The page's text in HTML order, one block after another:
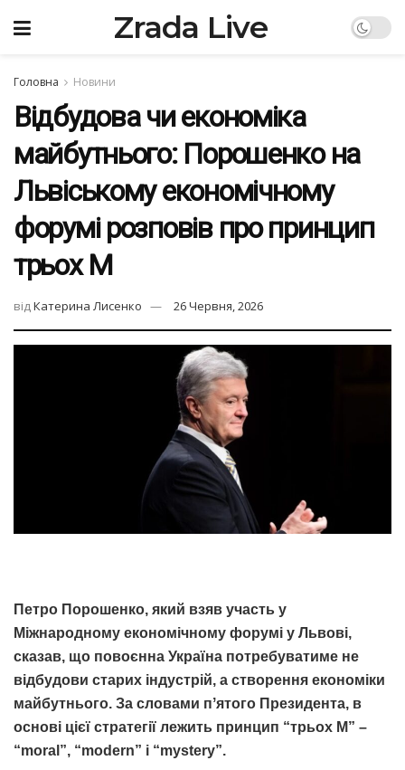
Zrada Live
Головна Новини
Відбудова чи економіка
майбутнього: Порошенко на
Львіському економічному
форумі розповів про принцип
трьох М
відКатерина Лисенко 26 Червня, 2026
Петро Порошенко, який взяв участь у
Міжнародному економічному форумі у Львові,
сказав, що повоєнна Україна потребуватиме не
відбудови старих індустрій, а створення економіки
майбутнього. За словами пʼятого Президента, в
основі цієї стратегії лежить принцип “трьох М” –
“moral”, “modern” і “mystery”.